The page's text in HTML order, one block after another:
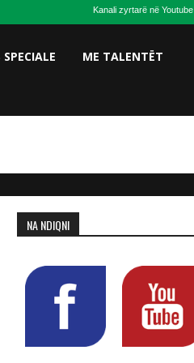
Kanali zyrtarë në Youtube
SPECIALE ME TALENTËT
NA NDIQNI